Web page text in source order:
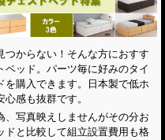
つからない！そんな方におすす
ッド。パーツ毎に好みのタイ
を購入できます。日本製で低ホ
感も抜群です。
写真映えしませんがその分お
ドと比較して組立設置費用も格